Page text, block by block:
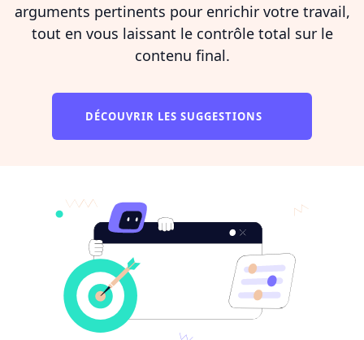
arguments pertinents pour enrichir votre travail,
tout en vous laissant le contrôle total sur le
contenu final.
DÉCOUVRIR LES SUGGESTIONS